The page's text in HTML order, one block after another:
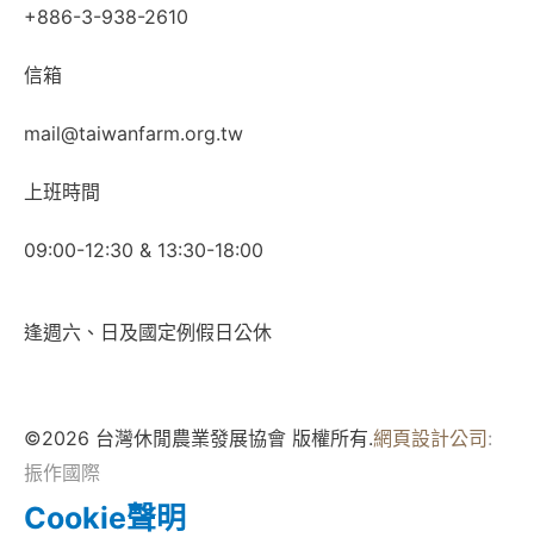
+886-3-938-2610
信箱
mail@taiwanfarm.org.tw
上班時間
09:00-12:30 & 13:30-18:00
逢週六、日及國定例假日公休
©2026 台灣休閒農業發展協會 版權所有.網頁設計公司 :
振作國際
Cookie聲明